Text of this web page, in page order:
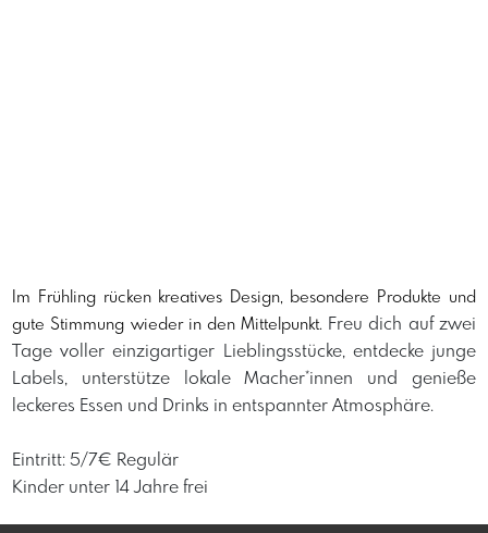
Im Frühling rücken kreatives Design, besondere Produkte und
gute Stimmung wieder in den Mittelpunkt. Freu dich auf zwei
Tage voller einzigartiger Lieblingsstücke, entdecke junge
Labels, unterstütze lokale Macher*innen und genieße
leckeres Essen und Drinks in entspannter Atmosphäre.
Eintritt: 5/7€ Regulär
Kinder unter 14 Jahre frei